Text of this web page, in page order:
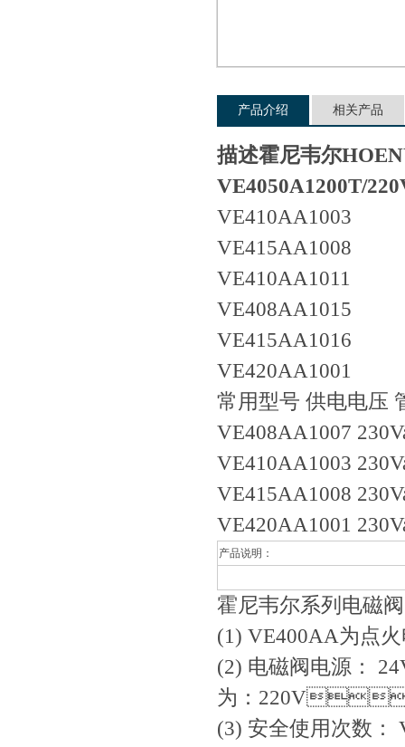
产品介绍 相关产品
描述霍尼韦尔
VE4050A1200T/
VE410AA1003
VE415AA1008
VE410AA1011
VE408AA1015
VE415AA1016
VE420AA1001
常用型号 供电电压
VE408AA1007
VE410AA1003
VE415AA1008
VE420AA1001
产品说明：
霍尼韦尔系列电磁阀一
(1) VE400AA为点火
(2) 电磁阀电源
为：
(3) 安全使用次数：